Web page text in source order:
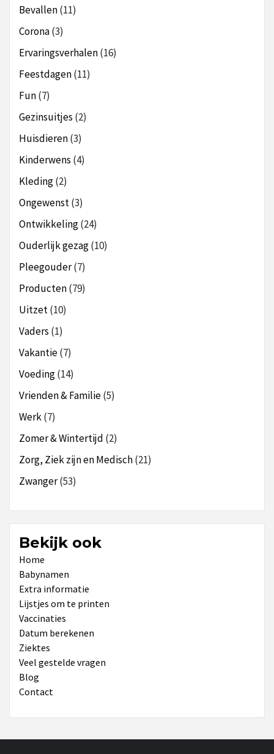
Bevallen(11)
Corona(3)
Ervaringsverhalen(16)
Feestdagen(11)
Fun(7)
Gezinsuitjes (2)
Huisdieren(3)
Kinderwens (4)
Kleding(2)
Ongewenst(3)
Ontwikkeling(24)
Ouderlijk gezag(10)
Pleegouder(7)
Producten(79)
Uitzet(10)
Vaders (1)
Vakantie(7)
Voeding(14)
Vrienden & Familie(5)
Werk(7)
Zomer & Wintertijd (2)
Zorg, Ziek zijn en Medisch(21)
Zwanger(53)
Bekijk ook
Home
Babynamen
Extra informatie
Lijstjes om te printen
Vaccinaties
Datum berekenen
Ziektes
Veel gestelde vragen
Blog
Contact